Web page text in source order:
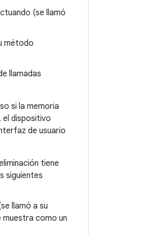
(se llamó
método
llamadas
si la memoria
el dispositivo
de usuario
tiene
siguientes
llamó a su
muestra como un